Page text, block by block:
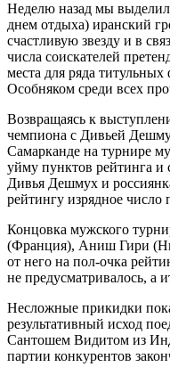
Неделю назад мы
днем отдыха) иранский
счастливую звезду и в
числа соискателей
места для ряда
Особняком среди всех
Возвращаясь к
чемпиона с Дивьей
Самарканде на турнире
уйму пунктов рейтинга
Дивья Дешмух и
рейтингу изрядное число
Концовка мужского
(Франция), Аниш Гири
от него на пол-очка
не предусматривалось, а
Несложные прикидки
результативный исход
Сантошем Видитом из
партии конкурентов